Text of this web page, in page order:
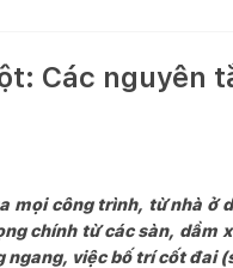
Các nguyên
mọi công trình, từ nhà ở
chính từ các sàn, dầm
ngang, việc bố trí cốt